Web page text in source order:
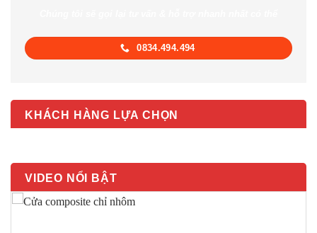
0834.494.494
KHÁCH HÀNG LỰA CHỌN
VIDEO NỔI BẬT